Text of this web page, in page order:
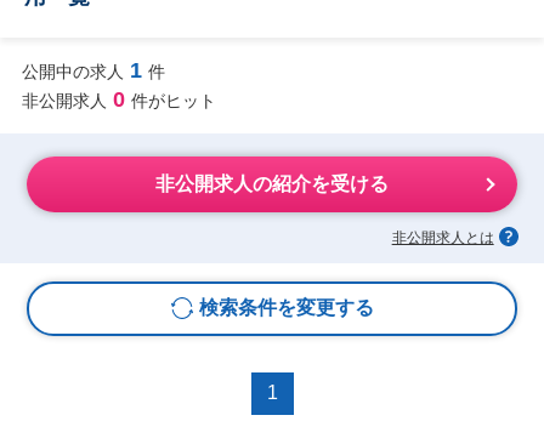
公開中の求人 1 件
非公開求人 0 件がヒット
非公開求人の紹介を受ける
非公開求人とは
検索条件を変更する
1